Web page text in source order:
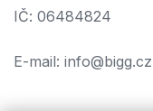
IČ: 06484824
E-mail: info@bigg.cz